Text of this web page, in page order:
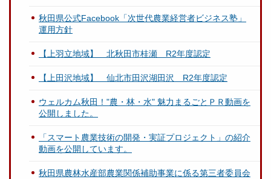
秋田県公式Facebook「次世代農業経営者ビジネス塾」
運用方針
【上羽立地域】 北秋田市桂瀬 R2年度認定
【上田沢地域】 仙北市田沢湖田沢 R2年度認定
ウェルカム秋田！"農・林・水" 魅力まるごとＰＲ動画を
公開しました。
「スマート農業技術の開発・実証プロジェクト」の紹介
動画を公開しています。
秋田県農林水産部農業関係補助事業に係る第三者委員会